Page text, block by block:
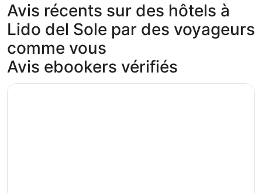
Avis récents sur des hôtels à
Lido del Sole par des voyageurs
comme vous
Avis ebookers vérifiés
Summertime Family Resort